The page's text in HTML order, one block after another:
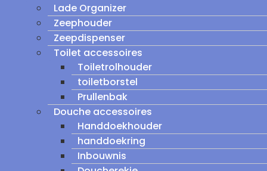
Lade Organizer
Zeephouder
Zeepdispenser
Toilet accessoires
Toiletrolhouder
toiletborstel
Prullenbak
Douche accessoires
Handdoekhouder
handdoekring
Inbouwnis